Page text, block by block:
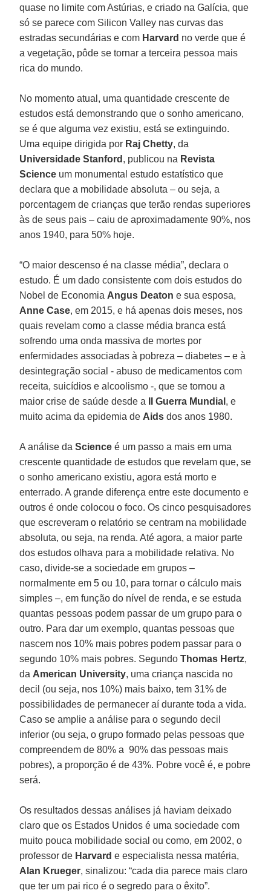
quase no limite com Astúrias, e criado na Galícia, que
só se parece com Silicon Valley nas curvas das
estradas secundárias e com Harvard no verde que é
a vegetação, pôde se tornar a terceira pessoa mais
rica do mundo.
No momento atual, uma quantidade crescente de
estudos está demonstrando que o sonho americano,
se é que alguma vez existiu, está se extinguindo.
Uma equipe dirigida por Raj Chetty, da
Universidade Stanford , publicou na Revista
Science um monumental estudo estatístico que
declara que a mobilidade absoluta – ou seja, a
porcentagem de crianças que terão rendas superiores
às de seus pais – caiu de aproximadamente 90%, nos
anos 1940, para 50% hoje.
“O maior descenso é na classe média”, declara o
estudo. É um dado consistente com dois estudos do
Nobel de Economia Angus Deaton e sua esposa,
Anne Case, em 2015, e há apenas dois meses, nos
quais revelam como a classe média branca está
sofrendo uma onda massiva de mortes por
enfermidades associadas à pobreza – diabetes – e à
desintegração social - abuso de medicamentos com
receita, suicídios e alcoolismo -, que se tornou a
maior crise de saúde desde a
II Guerra Mundial , e
muito acima da epidemia de Aids dos anos 1980.
A análise daScience é um passo a mais em uma
crescente quantidade de estudos que revelam que, se
o sonho americano existiu, agora está morto e
enterrado. A grande diferença entre este documento e
outros é onde colocou o foco. Os cinco pesquisadores
que escreveram o relatório se centram na mobilidade
absoluta, ou seja, na renda. Até agora, a maior parte
dos estudos olhava para a mobilidade relativa. No
caso, divide-se a sociedade em grupos –
normalmente em 5 ou 10, para tornar o cálculo mais
simples –, em função do nível de renda, e se estuda
quantas pessoas podem passar de um grupo para o
outro. Para dar um exemplo, quantas pessoas que
nascem nos 10% mais pobres podem passar para o
segundo 10% mais pobres. SegundoThomas Hertz,
da American University, uma criança nascida no
decil (ou seja, nos 10%) mais baixo, tem 31% de
possibilidades de permanecer aí durante toda a vida.
Caso se amplie a análise para o segundo decil
inferior (ou seja, o grupo formado pelas pessoas que
compreendem de 80% a 90% das pessoas mais
pobres), a proporção é de 43%. Pobre você é, e pobre
será.
Os resultados dessas análises já haviam deixado
claro que os Estados Unidos é uma sociedade com
muito pouca mobilidade social ou como, em 2002, o
professor de Harvard e especialista nessa matéria,
Alan Krueger, sinalizou: “cada dia parece mais claro
que ter um pai rico é o segredo para o êxito”.